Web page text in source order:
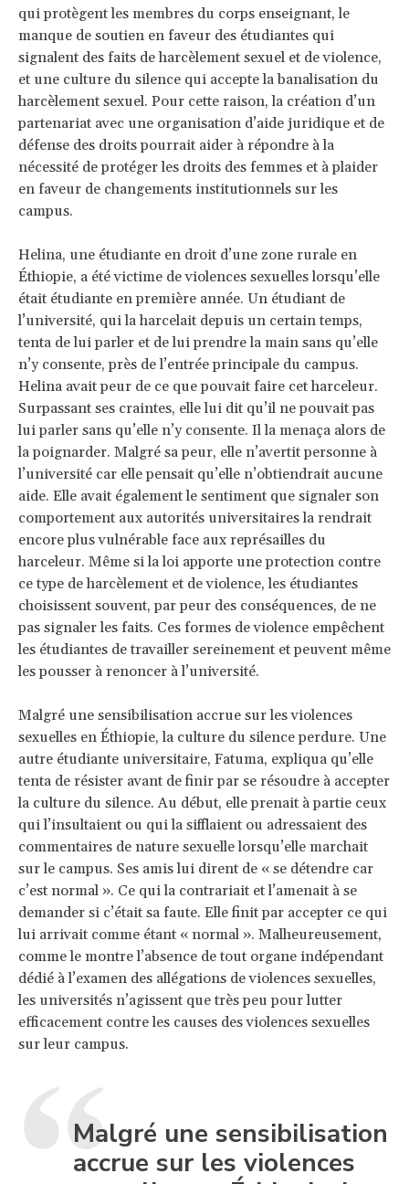
qui protègent les membres du corps enseignant, le
manque de soutien en faveur des étudiantes qui
signalent des faits de harcèlement sexuel et de violence,
et une culture du silence qui accepte la banalisation du
harcèlement sexuel. Pour cette raison, la création d’un
partenariat avec une organisation d’aide juridique et de
défense des droits pourrait aider à répondre à la
nécessité de protéger les droits des femmes et à plaider
en faveur de changements institutionnels sur les
campus.
Helina, une étudiante en droit d’une zone rurale en
Éthiopie, a été victime de violences sexuelles lorsqu’elle
était étudiante en première année. Un étudiant de
l’université, qui la harcelait depuis un certain temps,
tenta de lui parler et de lui prendre la main sans qu’elle
n’y consente, près de l’entrée principale du campus.
Helina avait peur de ce que pouvait faire cet harceleur.
Surpassant ses craintes, elle lui dit qu’il ne pouvait pas
lui parler sans qu’elle n’y consente. Il la menaça alors de
la poignarder. Malgré sa peur, elle n’avertit personne à
l’université car elle pensait qu’elle n’obtiendrait aucune
aide. Elle avait également le sentiment que signaler son
comportement aux autorités universitaires la rendrait
encore plus vulnérable face aux représailles du
harceleur. Même si la loi apporte une protection contre
ce type de harcèlement et de violence, les étudiantes
choisissent souvent, par peur des conséquences, de ne
pas signaler les faits. Ces formes de violence empêchent
les étudiantes de travailler sereinement et peuvent même
les pousser à renoncer à l’université.
Malgré une sensibilisation accrue sur les violences
sexuelles en Éthiopie, la culture du silence perdure. Une
autre étudiante universitaire, Fatuma, expliqua qu’elle
tenta de résister avant de finir par se résoudre à accepter
la culture du silence. Au début, elle prenait à partie ceux
qui l’insultaient ou qui la sifflaient ou adressaient des
commentaires de nature sexuelle lorsqu’elle marchait
sur le campus. Ses amis lui dirent de « se détendre car
c’est normal ». Ce qui la contrariait et l’amenait à se
demander si c’était sa faute. Elle finit par accepter ce qui
lui arrivait comme étant « normal ». Malheureusement,
comme le montre l’absence de tout organe indépendant
dédié à l’examen des allégations de violences sexuelles,
les universités n’agissent que très peu pour lutter
efficacement contre les causes des violences sexuelles
sur leur campus.
Malgré une sensibilisation
accrue sur les violences